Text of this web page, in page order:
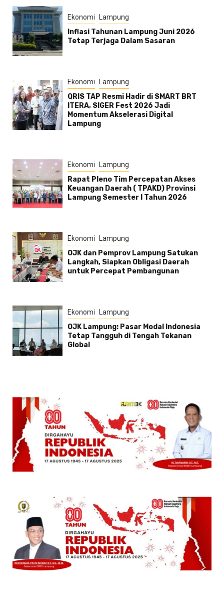
Ekonomi Lampung
Inflasi Tahunan Lampung Juni 2026
Tetap Terjaga Dalam Sasaran
Ekonomi Lampung
QRIS TAP Resmi Hadir di SMART BRT
ITERA, SIGER Fest 2026 Jadi
Momentum Akselerasi Digital
Lampung
Ekonomi Lampung
Rapat Pleno Tim Percepatan Akses
Keuangan Daerah ( TPAKD) Provinsi
Lampung Semester l Tahun 2026
Ekonomi Lampung
OJK dan Pemprov Lampung Satukan
Langkah, Siapkan Obligasi Daerah
untuk Percepat Pembangunan
Ekonomi Lampung
OJK Lampung: Pasar Modal Indonesia
Tetap Tangguh di Tengah Tekanan
Global